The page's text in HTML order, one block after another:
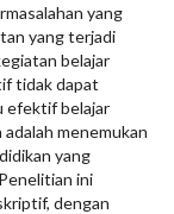
yang
yang terjadi
belajar
tidak dapat
efektif belajar
menemukan
yang
ini
dengan